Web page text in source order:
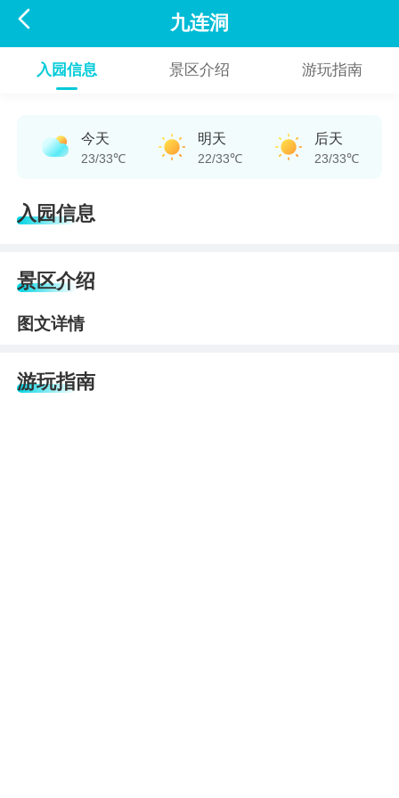
 九连洞
入园信息 景区介绍 游玩指南
今天
23/33℃
明天
22/33℃
后天
23/33℃
入园信息
景区介绍
图文详情
游玩指南